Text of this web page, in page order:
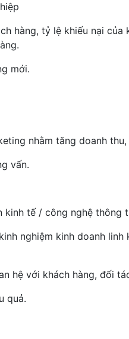
hàng, tỷ lệ khiếu nại của
mới.
nhằm tăng doanh
vấn.
kinh tế / công nghệ thông
nghiệm kinh doanh linh
hệ với khách hàng, đối
quả.